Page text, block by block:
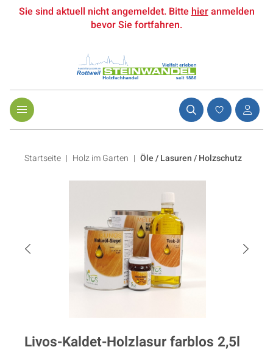
Sie sind aktuell nicht angemeldet. Bittehieranmelden
bevor Sie fortfahren.
Startseite Holz im Garten | Öle / Lasuren / Holzschutz
Livos-Kaldet-Holzlasur farblos 2,5l